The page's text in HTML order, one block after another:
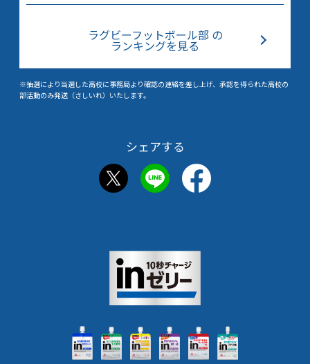
ラグビーフットボール部 の
ランキングを見る
※抽選により当選した高校に事務局より確認の連絡を差し上げ、承認を得られた高校の
部活動のみ発送（さしいれ）いたします。
シェアする